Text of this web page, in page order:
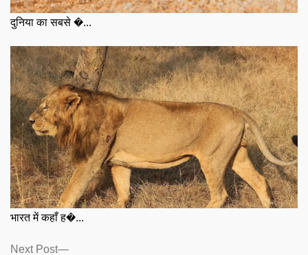
दुनिया का सबसे �...
भारत में कहाँ ह�...
Posts
Next Post
Next